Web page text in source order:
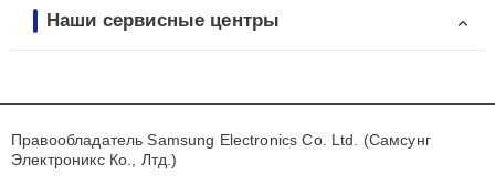
Наши сервисные центры
Правообладатель Samsung Electronics Co. Ltd. (Самсунг
Электроникс Ко., Лтд.)